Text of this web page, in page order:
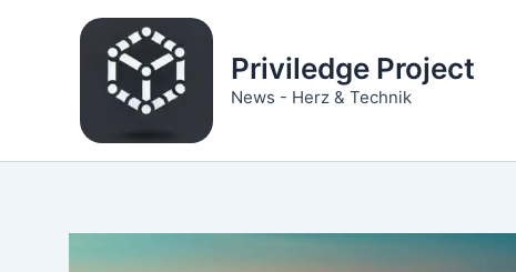
Priviledge Project
News - Herz & Technik